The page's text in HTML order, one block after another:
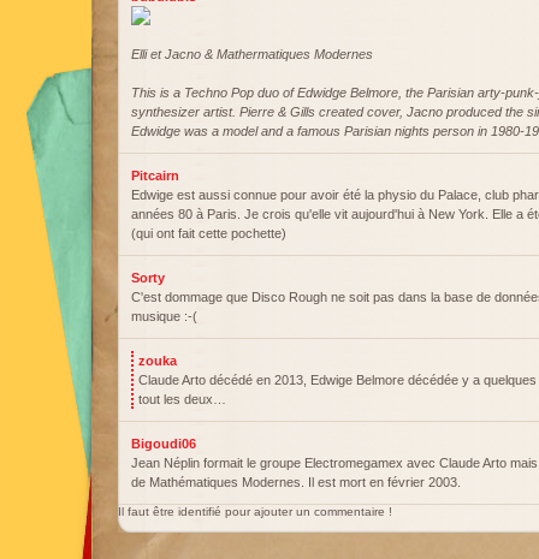
Elli et Jacno & Mathermatiques Modernes
This is a Techno Pop duo of Edwidge Belmore, the Parisian arty-
synthesizer artist. Pierre & Gills created cover, Jacno produced the
Edwidge was a model and a famous Parisian nights person in 1980-
Pitcairn
Edwige est aussi connue pour avoir été la physio du Palace, club
années 80 à Paris. Je crois qu'elle vit aujourd'hui à New York. Elle a
(qui ont fait cette pochette)
Sorty
C'est dommage que Disco Rough ne soit pas dans la base de
musique :-(
zouka
Claude Arto décédé en 2013, Edwige Belmore décédée y a
tout les deux…
Bigoudi06
Jean Néplin formait le groupe Electromegamex avec Claude Arto
de Mathématiques Modernes. Il est mort en février 2003.
Il faut être identifié pour ajouter un commentaire !